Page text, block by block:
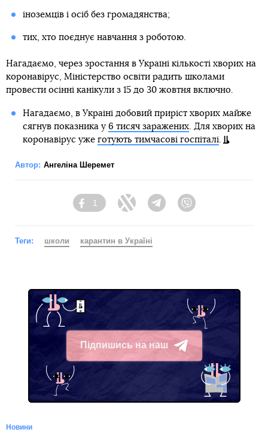
іноземців і осіб без громадянства;
тих, хто поєднує навчання з роботою.
Нагадаємо, через зростання в Україні кількості хворих на
коронавірус, Міністерство освіти радить школами
провести осінні канікули з 15 до 30 жовтня включно.
Нагадаємо, в Україні добовий приріст хворих майже
сягнув показника у 6 тисяч заражених. Для хворих на
коронавірус уже готують тимчасові госпіталі
Автор: Ангеліна Шеремет
Facebook
1
Twitter TelegramViber
Теги: школи карантин в Україні
Підпишись на наш
Telegram
Новини